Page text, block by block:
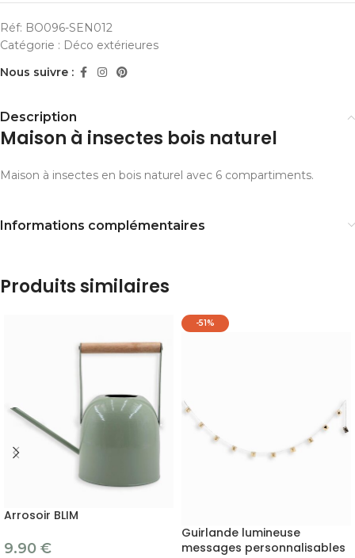
Réf: BO096-SEN012
Catégorie : Déco extérieures
Nous suivre :
Description
Maison à insectes bois naturel
Maison à insectes en bois naturel avec 6 compartiments.
Informations complémentaires
Produits similaires
Arrosoir BLIM
9.90 €
-51%
Guirlande lumineuse
messages personnalisables